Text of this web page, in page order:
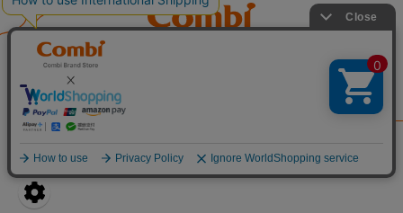
All Right Reserved. Copyright © Combi Corporation.